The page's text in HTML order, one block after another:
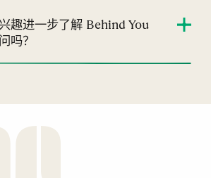
趣进一步了解 Behind You
吗？